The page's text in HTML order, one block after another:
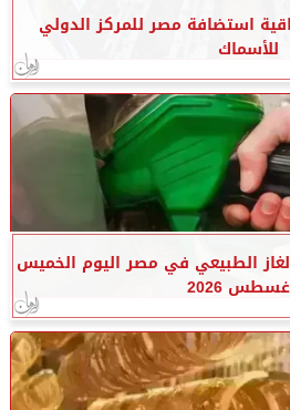
استضافة مصر للمركز الدولي
للأسماك
الطبيعي في مصر اليوم الخميس